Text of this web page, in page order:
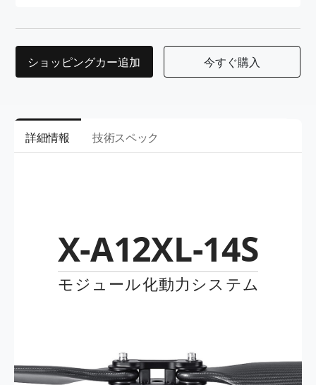
ショッピングカー追加 今すぐ購入
詳細情報 技術スペック
X-A12XL-14S
モジュール化動力システム